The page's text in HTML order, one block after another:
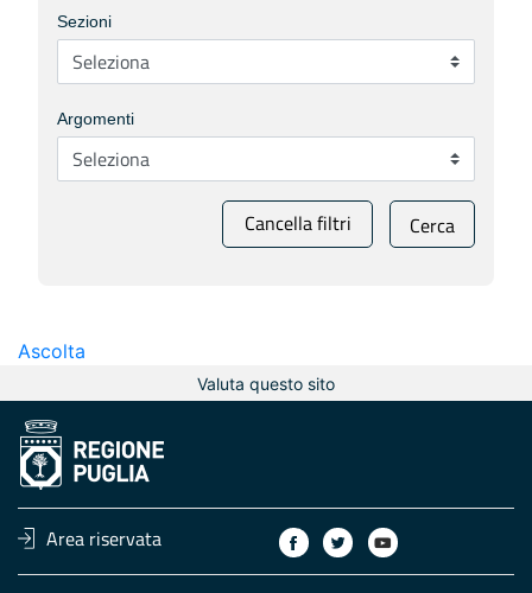
Sezioni
Argomenti
Cancella filtri Cerca
Ascolta
Valuta questo sito
Area riservata